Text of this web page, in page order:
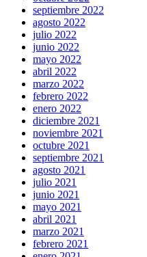
septiembre 2022
agosto 2022
julio 2022
junio 2022
mayo 2022
abril 2022
marzo 2022
febrero 2022
enero 2022
diciembre 2021
noviembre 2021
octubre 2021
septiembre 2021
agosto 2021
julio 2021
junio 2021
mayo 2021
abril 2021
marzo 2021
febrero 2021